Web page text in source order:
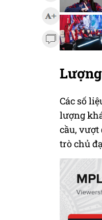
Các số
lượng
cầu, vượt
trò chủ